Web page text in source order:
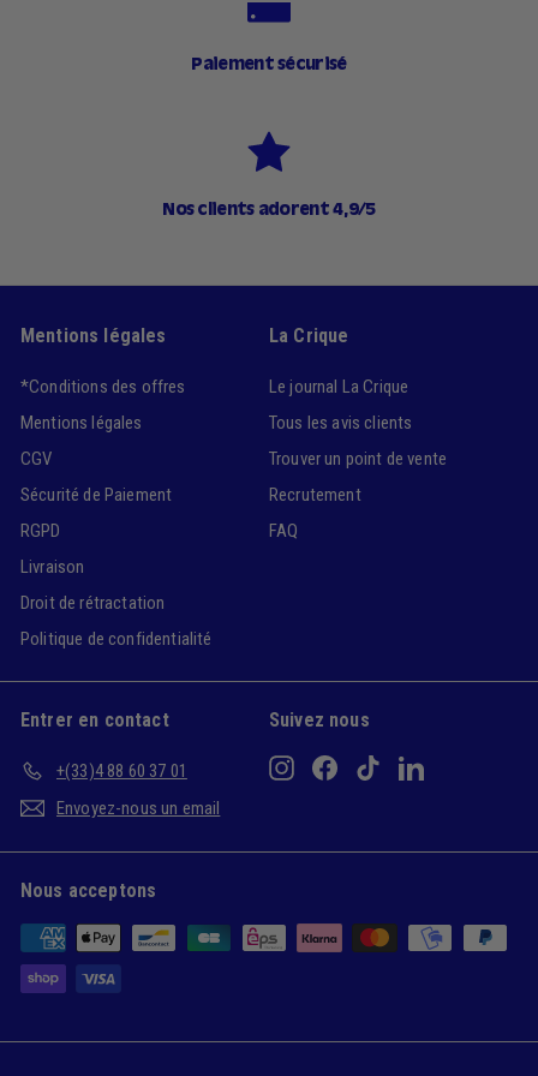
Paiement sécurisé
Nos clients adorent 4,9/5
Mentions légales
*Conditions des offres
Mentions légales
CGV
Sécurité de Paiement
RGPD
Livraison
Droit de rétractation
Politique de confidentialité
La Crique
Le journal La Crique
Tous les avis clients
Trouver un point de vente
Recrutement
FAQ
Entrer en contact
+(33)4 88 60 37 01
Envoyez-nous un email
Suivez nous
InstagramFacebookTikTokLinkedIn
Nous acceptons